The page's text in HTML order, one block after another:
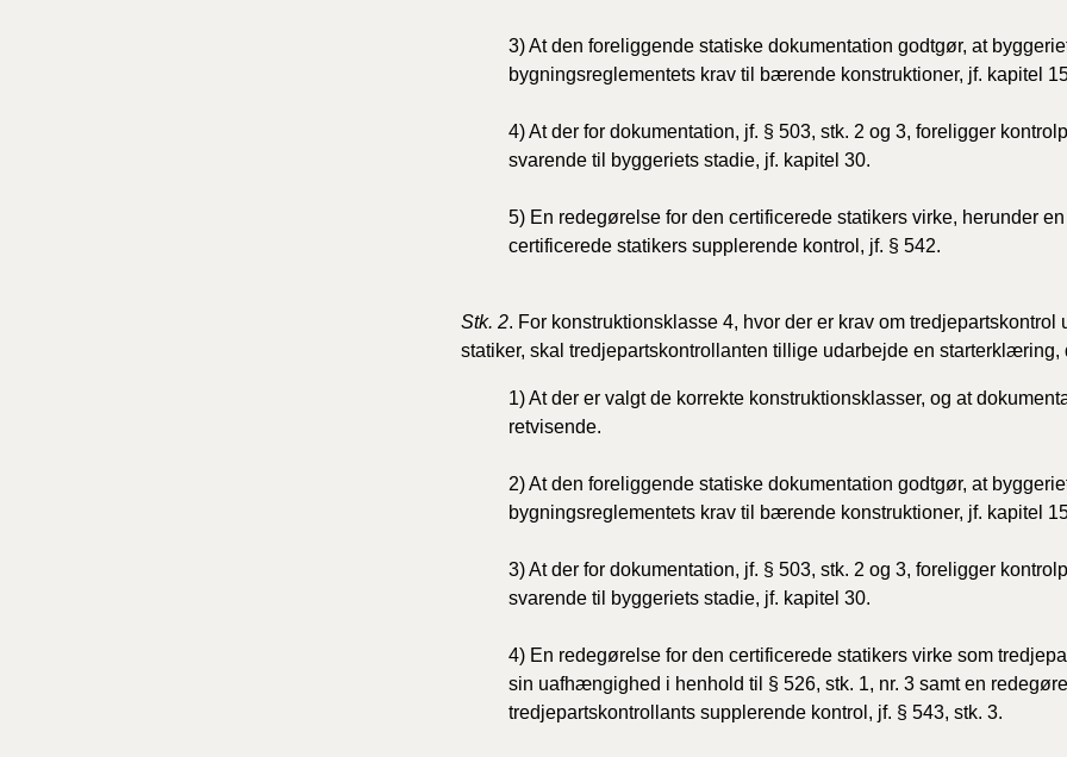
3) At den foreliggende statiske dokumentation godtgør, at
bygningsreglementets krav til bærende konstruktioner, jf. kapitel
4) At der for dokumentation, jf. § 503, stk. 2 og 3, foreligger
svarende til byggeriets stadie, jf. kapitel 30.
5) En redegørelse for den certificerede statikers virke, herunder
certificerede statikers supplerende kontrol, jf. § 542.
Stk. 2. For konstruktionsklasse 4, hvor der er krav om tredjepartskontrol
statiker, skal tredjepartskontrollanten tillige udarbejde en starterklæring,
1) At der er valgt de korrekte konstruktionsklasser, og at
retvisende.
2) At den foreliggende statiske dokumentation godtgør, at
bygningsreglementets krav til bærende konstruktioner, jf. kapitel
3) At der for dokumentation, jf. § 503, stk. 2 og 3, foreligger
svarende til byggeriets stadie, jf. kapitel 30.
4) En redegørelse for den certificerede statikers virke som
sin uafhængighed i henhold til § 526, stk. 1, nr. 3 samt en
tredjepartskontrollants supplerende kontrol, jf. § 543, stk. 3.